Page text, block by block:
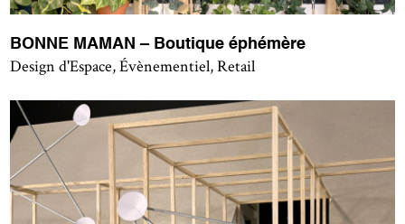
BONNE MAMAN – Boutique éphémère
Design d'Espace, Évènementiel, Retail